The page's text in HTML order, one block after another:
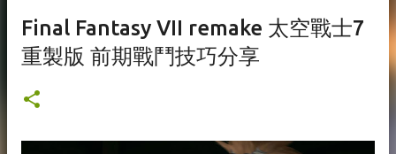
Final Fantasy VII remake 太空戰士7
重製版 前期戰鬥技巧分享